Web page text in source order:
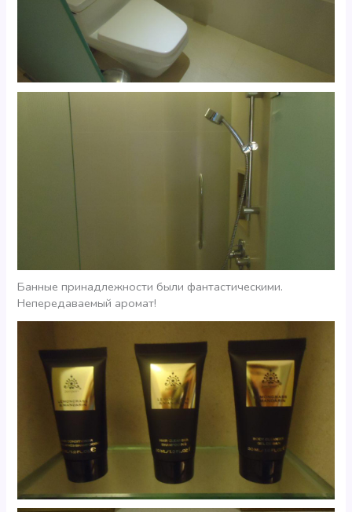
Банные принадлежности были фантастическими.
Непередаваемый аромат!